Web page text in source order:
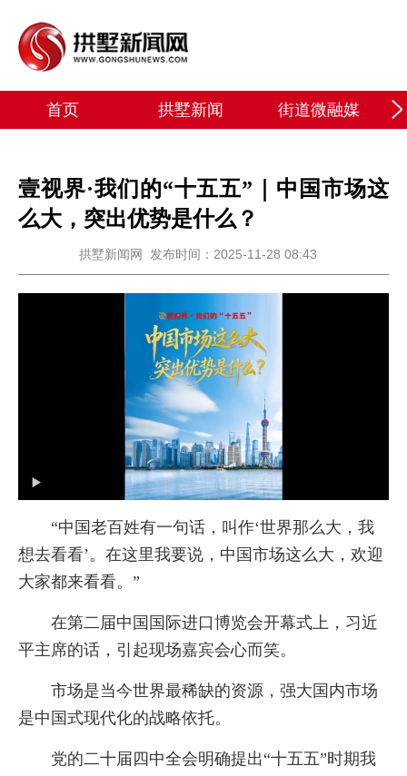
首页 拱墅新闻 街道微融媒
壹视界·我们的“十五五”｜中国市场这
么大，突出优势是什么？
拱墅新闻网 发布时间：2025-11-28 08:43
“中国老百姓有一句话，叫作‘世界那么大，我
想去看看’。在这里我要说，中国市场这么大，欢迎
大家都来看看。”
在第二届中国国际进口博览会开幕式上，习近
平主席的话，引起现场嘉宾会心而笑。
市场是当今世界最稀缺的资源，强大国内市场
是中国式现代化的战略依托。
党的二十届四中全会明确提出“十五五”时期我